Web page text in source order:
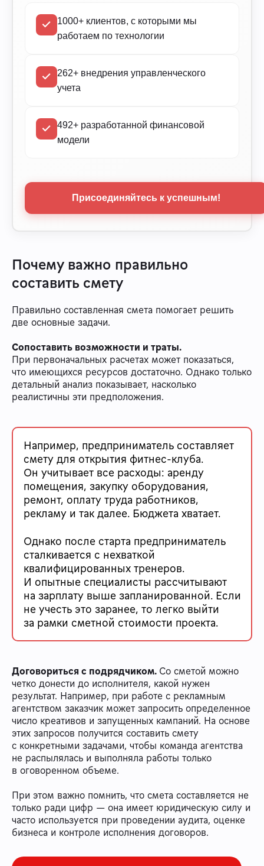
1000+ клиентов, с которыми мы
работаем по технологии
262+ внедрения управленческого
учета
492+ разработанной финансовой
модели
Присоединяйтесь к успешным!
Почему важно правильно
составить смету
Правильно составленная смета помогает решить
две основные задачи.
Сопоставить возможности и траты.
При первоначальных расчетах может показаться,
что имеющихся ресурсов достаточно. Однако только
детальный анализ показывает, насколько
реалистичны эти предположения.
Например, предприниматель составляет
смету для открытия фитнес-клуба.
Он учитывает все расходы: аренду
помещения, закупку оборудования,
ремонт, оплату труда работников,
рекламу и так далее. Бюджета хватает.
Однако после старта предприниматель
сталкивается с нехваткой
квалифицированных тренеров.
И опытные специалисты рассчитывают
на зарплату выше запланированной. Если
не учесть это заранее, то легко выйти
за рамки сметной стоимости проекта.
Договориться с подрядчиком. Со сметой можно
четко донести до исполнителя, какой нужен
результат. Например, при работе с рекламным
агентством заказчик может запросить определенное
число креативов и запущенных кампаний. На основе
этих запросов получится составить смету
с конкретными задачами, чтобы команда агентства
не распылялась и выполняла работы только
в оговоренном объеме.
При этом важно помнить, что смета составляется не
только ради цифр — она имеет юридическую силу и
часто используется при проведении аудита, оценке
бизнеса и контроле исполнения договоров.